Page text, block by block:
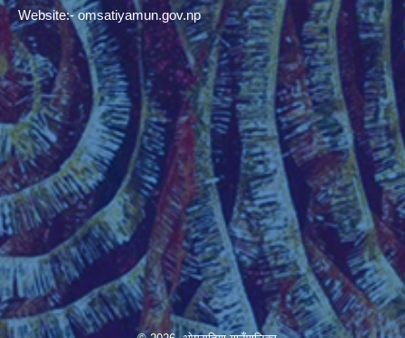
Website:- omsatiyamun.gov.np